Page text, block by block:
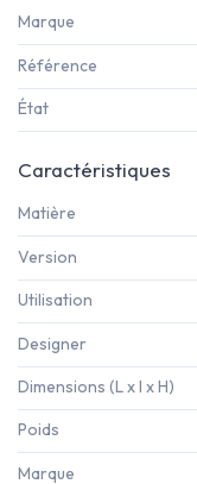
Marque
Référence
État
Caractéristiques
Matière
Version
Utilisation
Designer
Dimensions (L x l x H)
Poids
Marque